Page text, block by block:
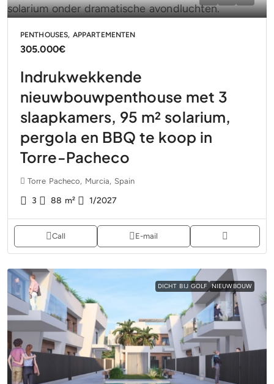
PENTHOUSES, APPARTEMENTEN
305.000€
Indrukwekkende
nieuwbouwpenthouse met 3
slaapkamers, 95 m² solarium,
pergola en BBQ te koop in
Torre-Pacheco
Torre Pacheco, Murcia, Spain
3 88 m² 1/2027
Call E-mail
DICHT BIJ GOLF NIEUWBOUW